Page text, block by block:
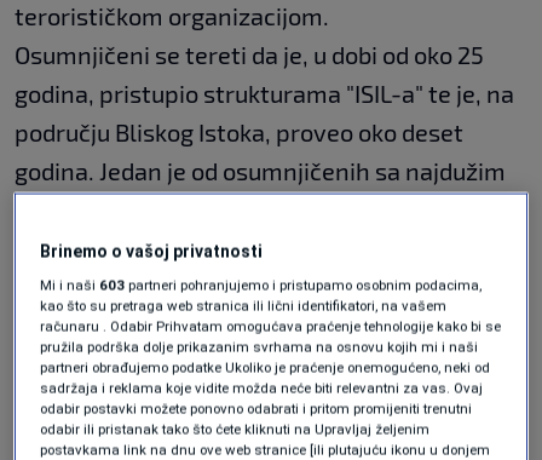
terorističkom organizacijom.
Osumnjičeni se tereti da je, u dobi od oko 25
godina, pristupio strukturama "ISIL-a" te je, na
području Bliskog Istoka, proveo oko deset
godina. Jedan je od osumnjičenih sa najdužim
"Nakon ispitivanja osumnjičenog, postupajući
tužitelj iz Odsjeka za terorizam Tužiteljstva
BiH, uputit će prema Sudu BiH prijedlog za
određivanje mjere pritvora, između ostalog
jer se radi o osumnjičenom koji je duži
Brinemo o vašoj privatnosti
Mi i naši 603 partneri pohranjujemo i pristupamo osobnim podacima,
kao što su pretraga web stranica ili lični identifikatori, na vašem
računaru . Odabir Prihvatam omogućava praćenje tehnologije kako bi se
pružila podrška dolje prikazanim svrhama na osnovu kojih mi i naši
partneri obrađujemo podatke Ukoliko je praćenje onemogućeno, neki od
sadržaja i reklama koje vidite možda neće biti relevantni za vas. Ovaj
odabir postavki možete ponovno odabrati i pritom promijeniti trenutni
odabir ili pristanak tako što ćete kliknuti na Upravljaj željenim
postavkama link na dnu ove web stranice [ili plutajuću ikonu u donjem